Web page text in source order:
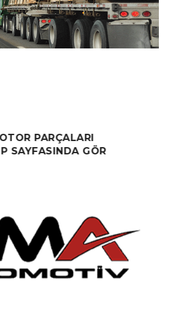
PARÇALARI
SAYFASINDA GÖR